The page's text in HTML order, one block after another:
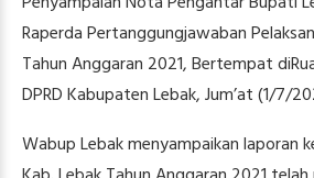
Raperda Pertanggungjawaban
Tahun Anggaran 2021, Bertempat
DPRD Kabupaten Lebak, Jum’at (1/7/
Wabup Lebak menyampaikan laporan